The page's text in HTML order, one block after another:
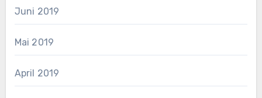
Juni 2019
Mai 2019
April 2019